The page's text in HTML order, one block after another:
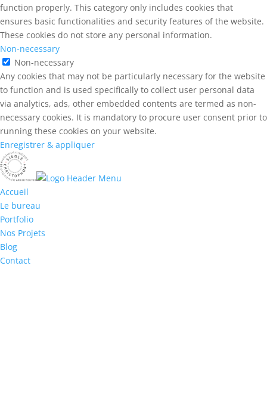
function properly. This category only includes cookies that
ensures basic functionalities and security features of the website.
These cookies do not store any personal information.
Non-necessary
Non-necessary
Any cookies that may not be particularly necessary for the website
to function and is used specifically to collect user personal data
via analytics, ads, other embedded contents are termed as non-
necessary cookies. It is mandatory to procure user consent prior to
running these cookies on your website.
Enregistrer & appliquer
Accueil
Le bureau
Portfolio
Nos Projets
Blog
Contact